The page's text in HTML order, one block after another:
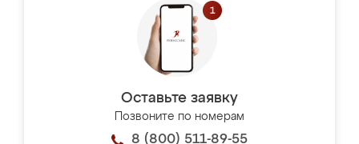
Оставьте заявку
Позвоните по номерам
8 (800) 511-89-55